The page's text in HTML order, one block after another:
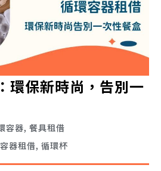
環保新時尚，告別一
容器, 餐具租借
器租借, 循環杯